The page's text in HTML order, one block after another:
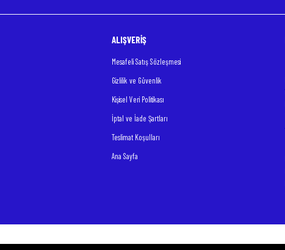
Gönder
ALIŞVERİŞ
Mesafeli Satış Sözleşmesi
Gizlilik ve Güvenlik
Kişisel Veri Politikası
İptal ve İade Şartları
Teslimat Koşulları
Ana Sayfa